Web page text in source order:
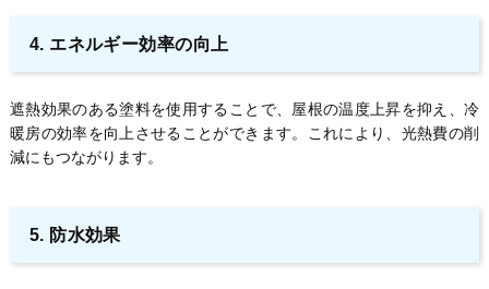
4. エネルギー効率の向上
遮熱効果のある塗料を使用することで、屋根の温度上昇を抑え、冷
暖房の効率を向上させることができます。これにより、光熱費の削
減にもつながります。
5. 防水効果